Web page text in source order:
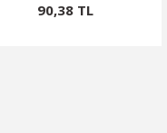
90,38 TL